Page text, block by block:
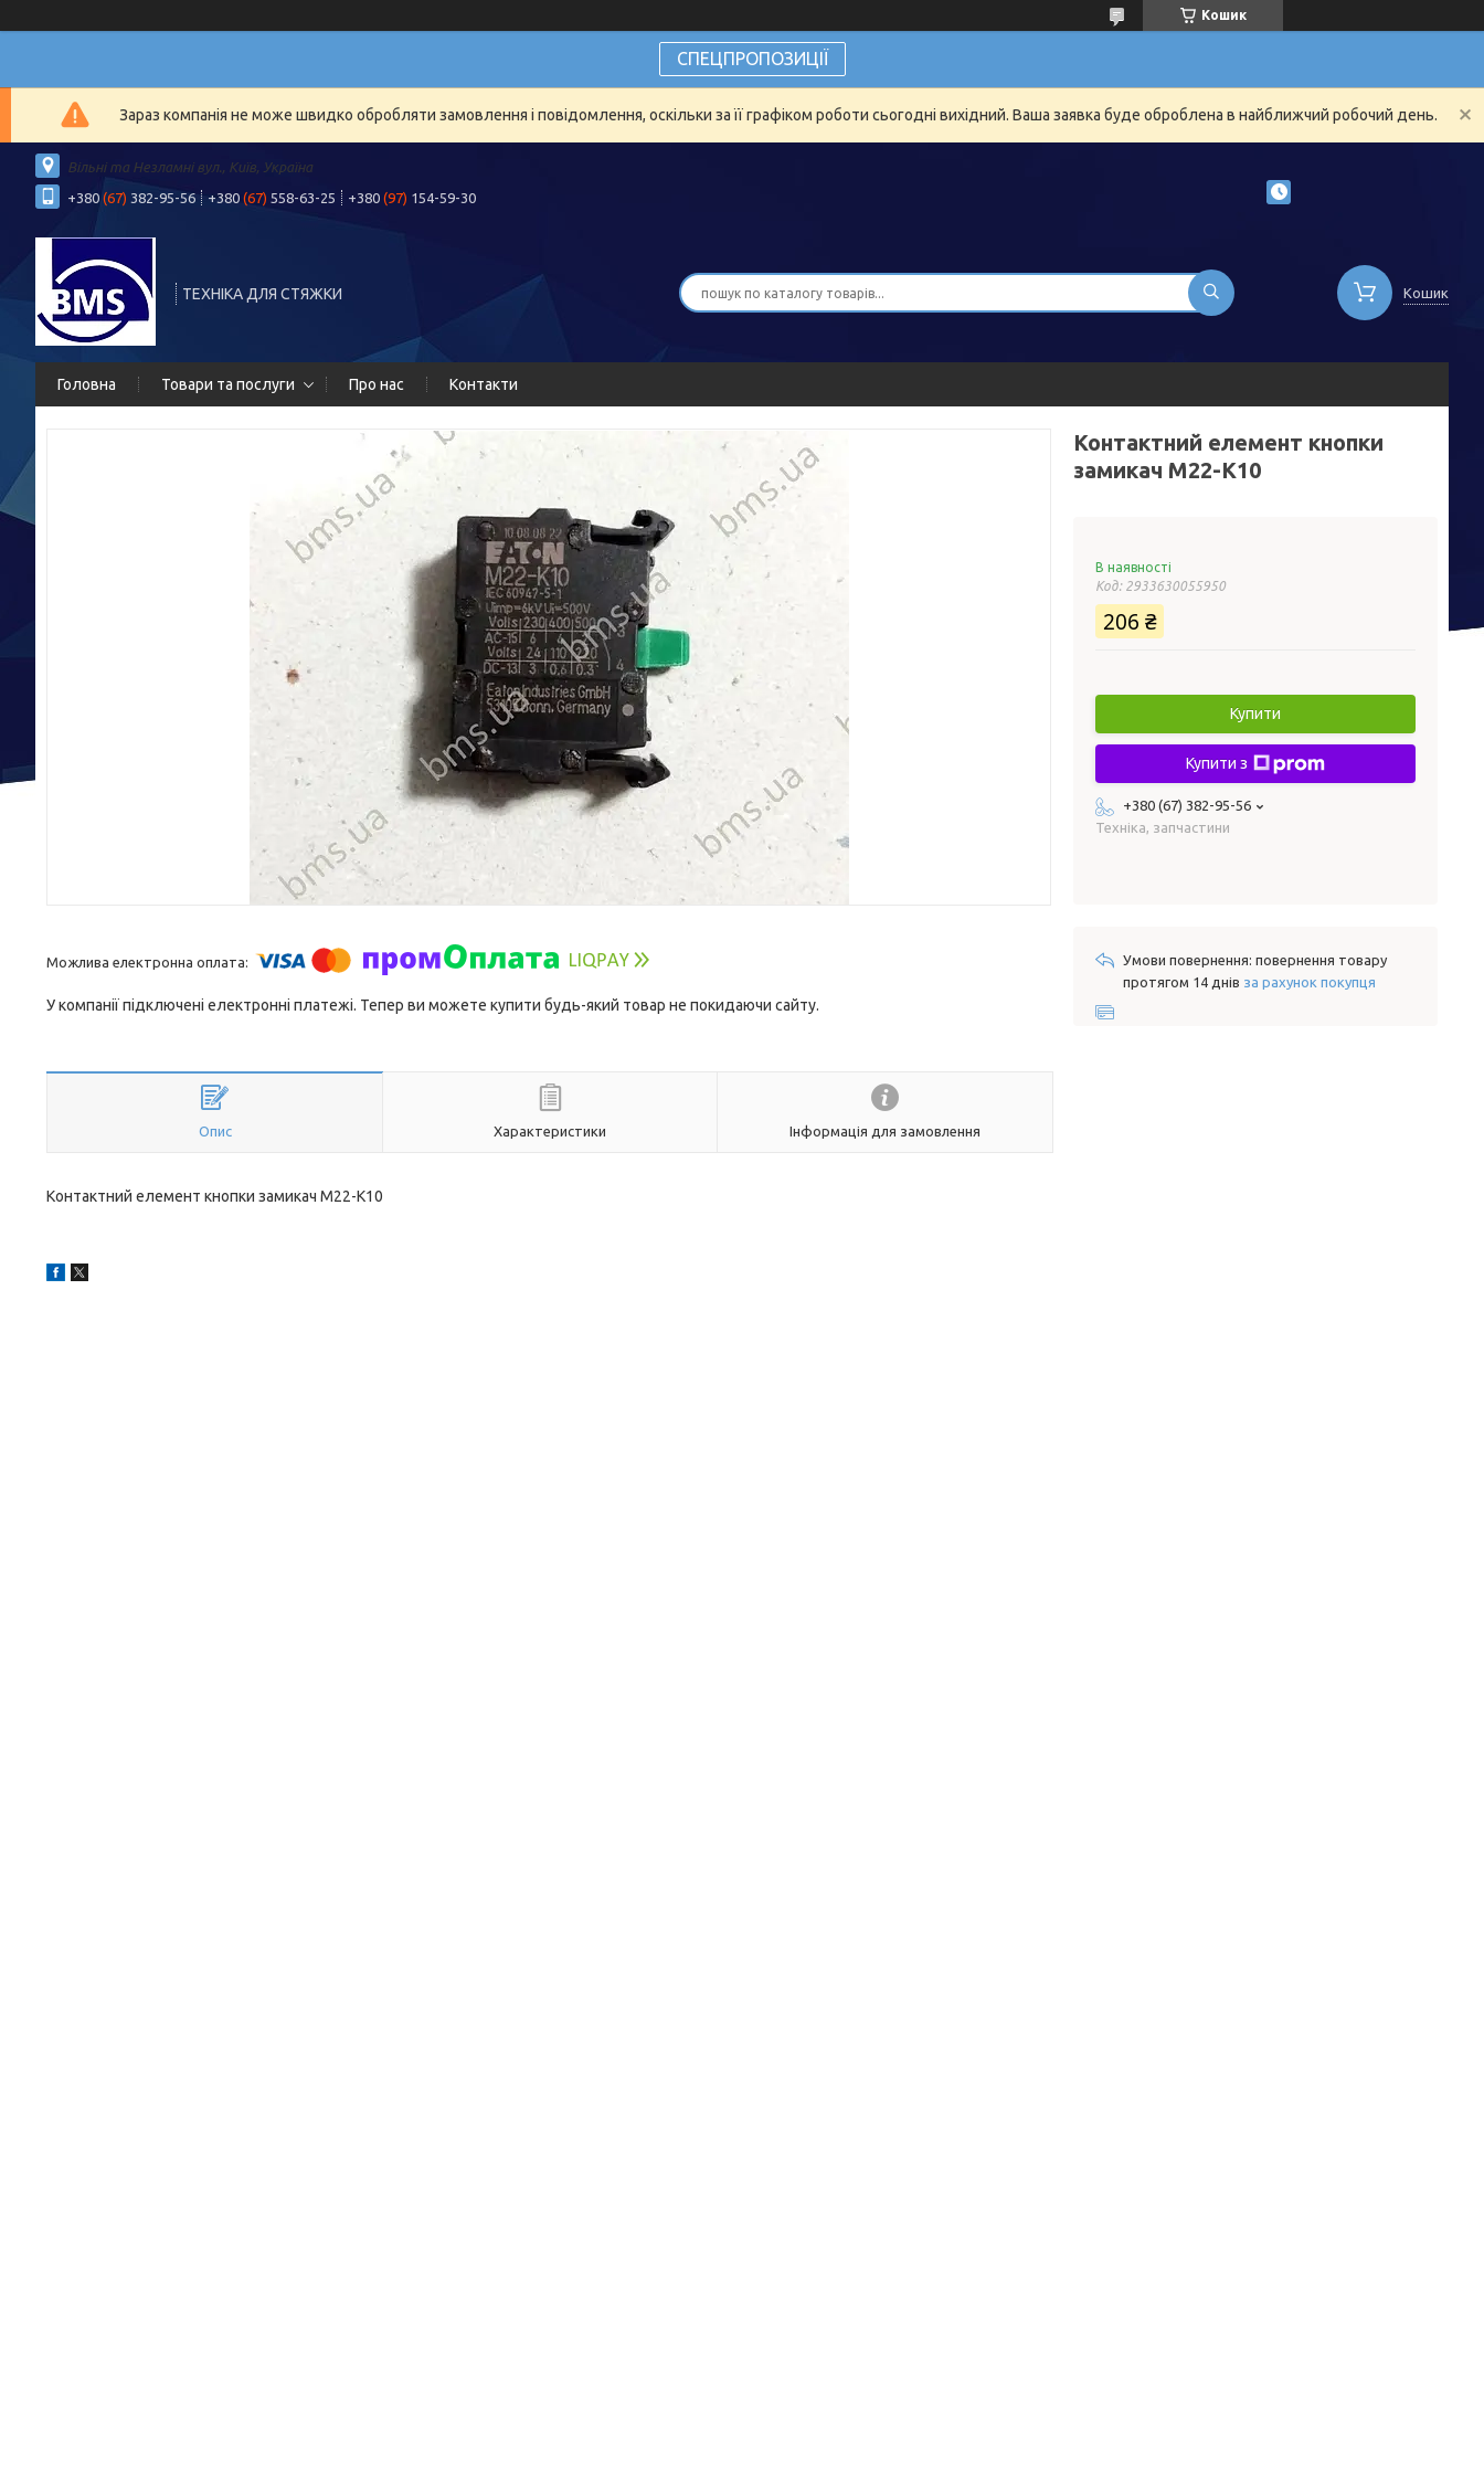
Кошик
СПЕЦПРОПОЗИЦІЇ
Зараз компанія не може швидко обробляти замовлення і повідомлення, оскільки за її графіком роботи сьогодні вихідний. Ваша заявка буде оброблена в найближчий робочий день.
Вільні та Незламні вул., Київ, Україна
+380 (67) 382-95-56 +380 (67) 558-63-25 +380 (97) 154-59-30
ТЕХНІКА ДЛЯ СТЯЖКИ Кошик
Головна Товари та послуги Про нас Контакти
У компанії підключені електронні платежі. Тепер ви можете купити будь-який товар не покидаючи сайту.
Опис Характеристики Інформація для замовлення
Контактний елемент кнопки замикач М22-К10
Контактний елемент кнопки
замикач М22-К10
В наявності
Код: 2933630055950
206 ₴
Купити
Купити з
+380 (67) 382-95-56
Техніка, запчастини
повернення товару
протягом 14 днів за рахунок покупця